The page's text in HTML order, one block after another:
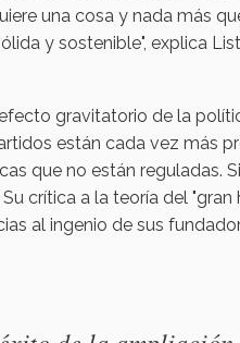
una cosa y nada más
y sostenible", explica
gravitatorio de la
están cada vez más
que no están reguladas.
crítica a la teoría del
al ingenio de sus